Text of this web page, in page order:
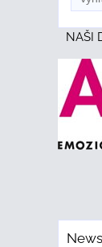
NAŠI